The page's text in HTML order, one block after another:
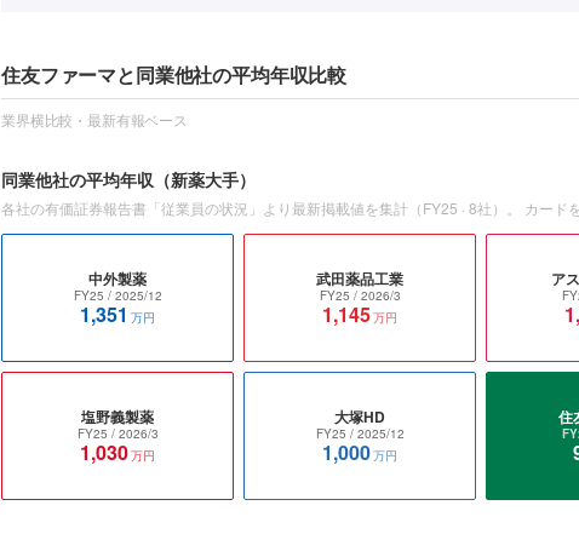
住友ファーマと同業他社の平均年収比較
業界横比較・最新有報ベース
同業他社の平均年収 （新薬大手）
各社の有価証券報告書「従業員の状況」より最新掲載値を集計（FY25 · 8社）。 カード
中外製薬
FY25 / 2025/12
1,351 万円
武田薬品工業
FY25 / 2026/3
1,145万円
ア
塩野義製薬
FY25 / 2026/3
1,030万円
大塚HD
FY25 / 2025/12
1,000万円
住